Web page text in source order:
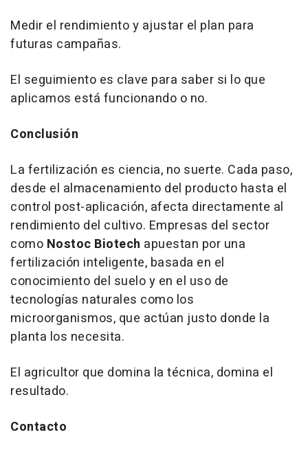
Medir el rendimiento y ajustar el plan para
futuras campañas.
El seguimiento es clave para saber si lo que
aplicamos está funcionando o no.
Conclusión
La fertilización es ciencia, no suerte. Cada paso,
desde el almacenamiento del producto hasta el
control post-aplicación, afecta directamente al
rendimiento del cultivo. Empresas del sector
como Nostoc Biotech apuestan por una
fertilización inteligente, basada en el
conocimiento del suelo y en el uso de
tecnologías naturales como los
microorganismos, que actúan justo donde la
planta los necesita.
El agricultor que domina la técnica, domina el
resultado.
Contacto